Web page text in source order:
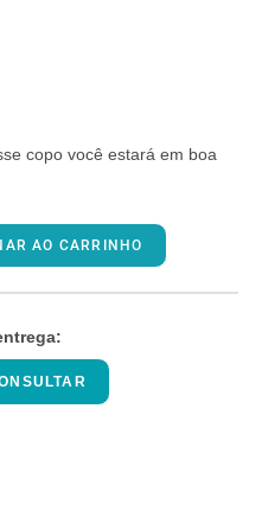
copo você estará em boa
AO CARRINHO